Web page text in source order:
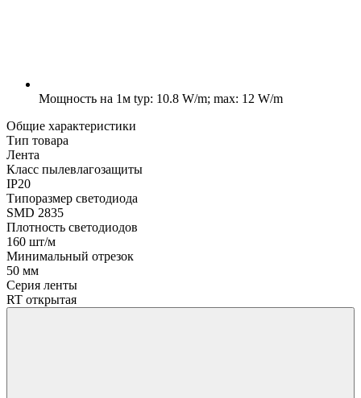
Мощность на 1м typ: 10.8 W/m; max: 12 W/m
Общие характеристики
Тип товара
Лента
Класс пылевлагозащиты
IP20
Типоразмер светодиода
SMD 2835
Плотность светодиодов
160 шт/м
Минимальный отрезок
50 мм
Серия ленты
RT открытая